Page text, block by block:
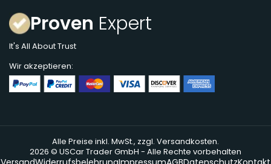
Proven Expert
It's All About Trust
Wir akzeptieren:
Alle Preise inkl. MwSt., zzgl. Versandkosten.
2026 © USCar Trader GmbH - Alle Rechte vorbehalten